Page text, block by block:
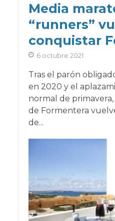
Media
“runners”
conquistar
6 octubre 2021
Tras el parón
en 2020 y el
normal de
de Formentera
de...